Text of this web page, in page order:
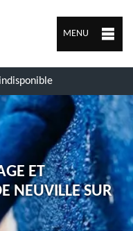
MENU
indisponible
ET
NEUVILLE SUR